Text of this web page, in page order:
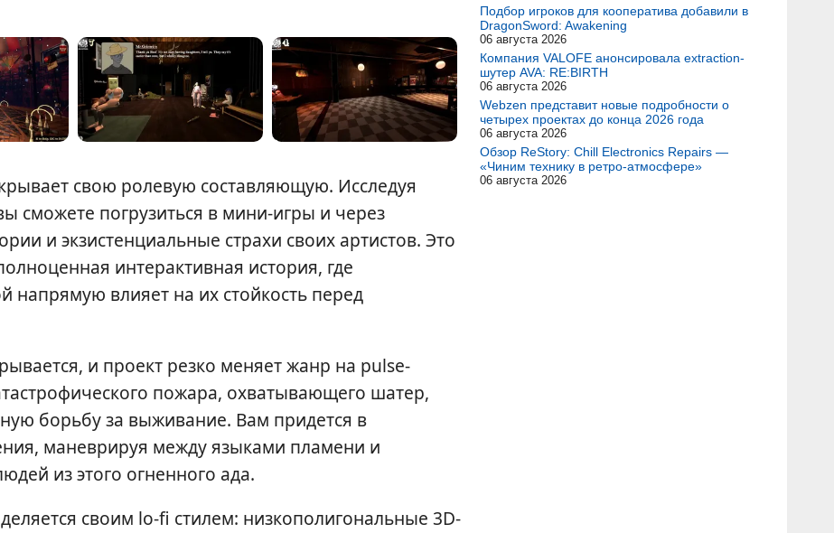
свою ролевую составляющую. Исследуя
погрузиться в мини-игры и через
и экзистенциальные страхи своих артистов. Это
интерактивная история, где
влияет на их стойкость перед
и проект резко меняет жанр на pulse-
пожара, охватывающего шатер,
борьбу за выживание. Вам придется в
маневрируя между языками пламени и
из этого огненного ада.
своим lo-fi стилем: низкополигональные 3D-
Подбор игроков для кооператива добавили в
DragonSword: Awakening
06 августа 2026
Компания VALOFE анонсировала extraction-
шутер AVA: RE:BIRTH
06 августа 2026
Webzen представит новые подробности о
четырех проектах до конца 2026 года
06 августа 2026
Обзор ReStory: Chill Electronics Repairs —
«Чиним технику в ретро-атмосфере»
06 августа 2026